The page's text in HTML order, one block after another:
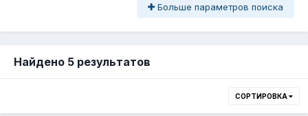
Больше параметров поиска
Найдено 5 результатов
СОРТИРОВКА